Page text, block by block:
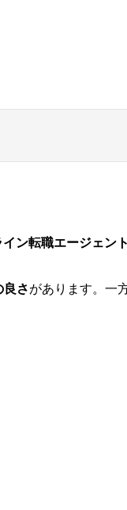
ン転職エージェント
良さがあります。一